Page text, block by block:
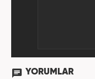
YORUMLAR